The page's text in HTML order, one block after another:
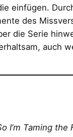
einfügen.
des
die Serie
auch
I’m Taming the